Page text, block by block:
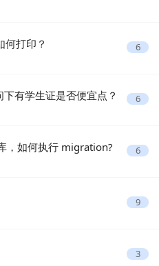
打印？ 6
有学生证是否便宜点？ 6
，如何执行 migration? 6
9
3